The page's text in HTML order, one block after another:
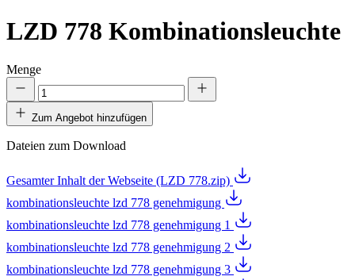
LZD 778 Kombinationsleuchte
Menge
Zum Angebot hinzufügen
Dateien zum Download
Gesamter Inhalt der Webseite (LZD 778.zip)
kombinationsleuchte lzd 778 genehmigung
kombinationsleuchte lzd 778 genehmigung 1
kombinationsleuchte lzd 778 genehmigung 2
kombinationsleuchte lzd 778 genehmigung 3